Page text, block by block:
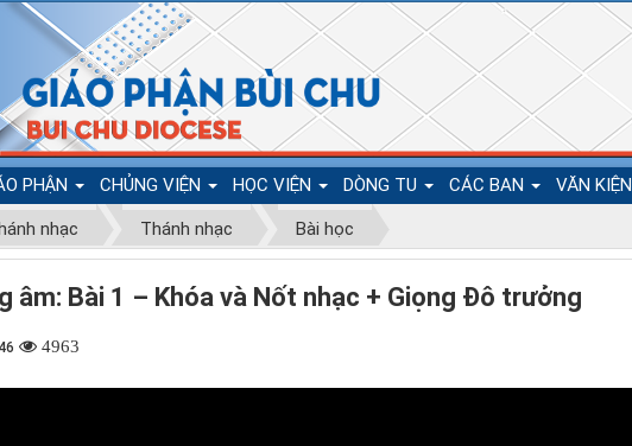
PHẬN CHỦNG VIỆN HỌC VIỆN DÒNG TU CÁC BAN VĂN KIỆN
nhạc Thánh nhạc Bài học
âm: Bài 1 – Khóa và Nốt nhạc + Giọng Đô trưởng
4963